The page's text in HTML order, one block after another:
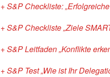
+ S&P Checkliste:
+ S&P Checkliste „Ziele
+ S&P Leitfaden „Konflikte
+ S&P Test „Wie ist Ihr